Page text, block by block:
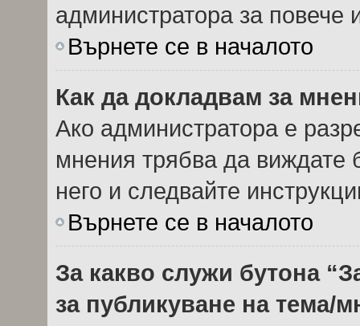
администратора за
Върнете се в началото
Как да докладвам за
Ако администратора е
мнения трябва да виждате
него и следвайте
Върнете се в началото
За какво служи бутона
за публикуване на тема/